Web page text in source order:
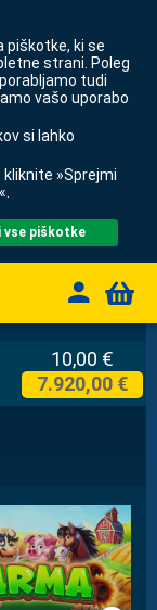
piškotke, ki se
strani. Poleg
tudi
vašo uporabo
si lahko
»Sprejmi
vse piškotke